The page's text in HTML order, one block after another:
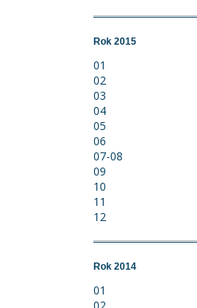
Rok 2015
01
02
03
04
05
06
07-08
09
10
11
12
Rok 2014
01